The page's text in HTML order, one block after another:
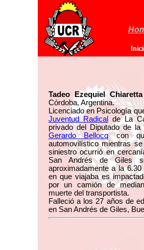
Tadeo Ezequiel Chiaretta
Córdoba, Argentina.
Licenciado en Psicología
Juventud Radical
de La
privado del Diputado de
Gerardo Bellocqcon
automovilístico mientras
siniestro ocurrió en
San Andrés de Giles
aproximadamente a la
en que viajaba es
por un camión de
muerte del transportista.
Falleció a los 27 años de
en San Andrés de Giles,